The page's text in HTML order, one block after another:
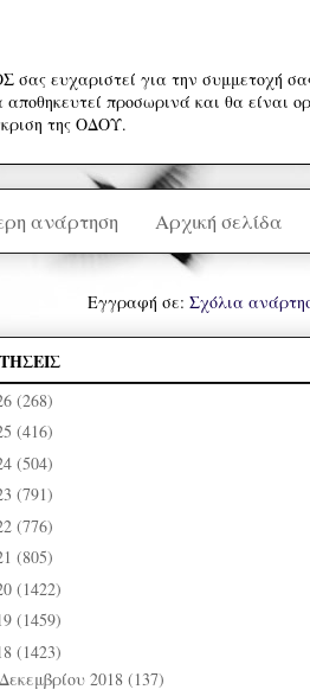
σας ευχαριστεί για την συμμετοχή
αποθηκευτεί προσωρινά και θα είναι
της ΟΔΟΥ.
ανάρτηση Αρχική σελίδα
Εγγραφή σε: Σχόλια
(268)
(416)
(504)
(791)
(776)
(805)
(1422)
(1459)
(1423)
Δεκεμβρίου 2018 (137)